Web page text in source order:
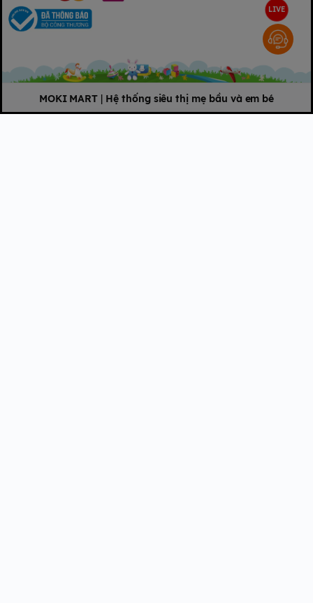
MOKI MART Hệ thống siêu thị mẹ bầu và em bé
LIVE